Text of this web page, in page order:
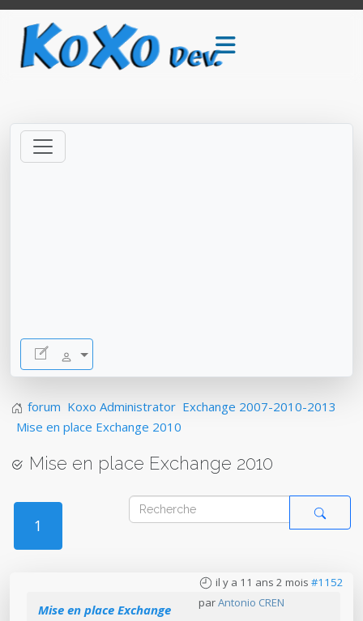
forum Koxo Administrator Exchange 2007-2010-2013
Mise en place Exchange 2010
Mise en place Exchange 2010
1
il y a 11 ans 2 mois #1152
parAntonio CREN
Mise en place Exchange